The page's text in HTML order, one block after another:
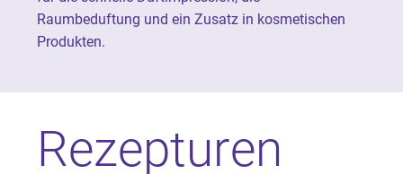
Raumbeduftung und ein Zusatz in kosmetischen
Produkten.
Rezepturen